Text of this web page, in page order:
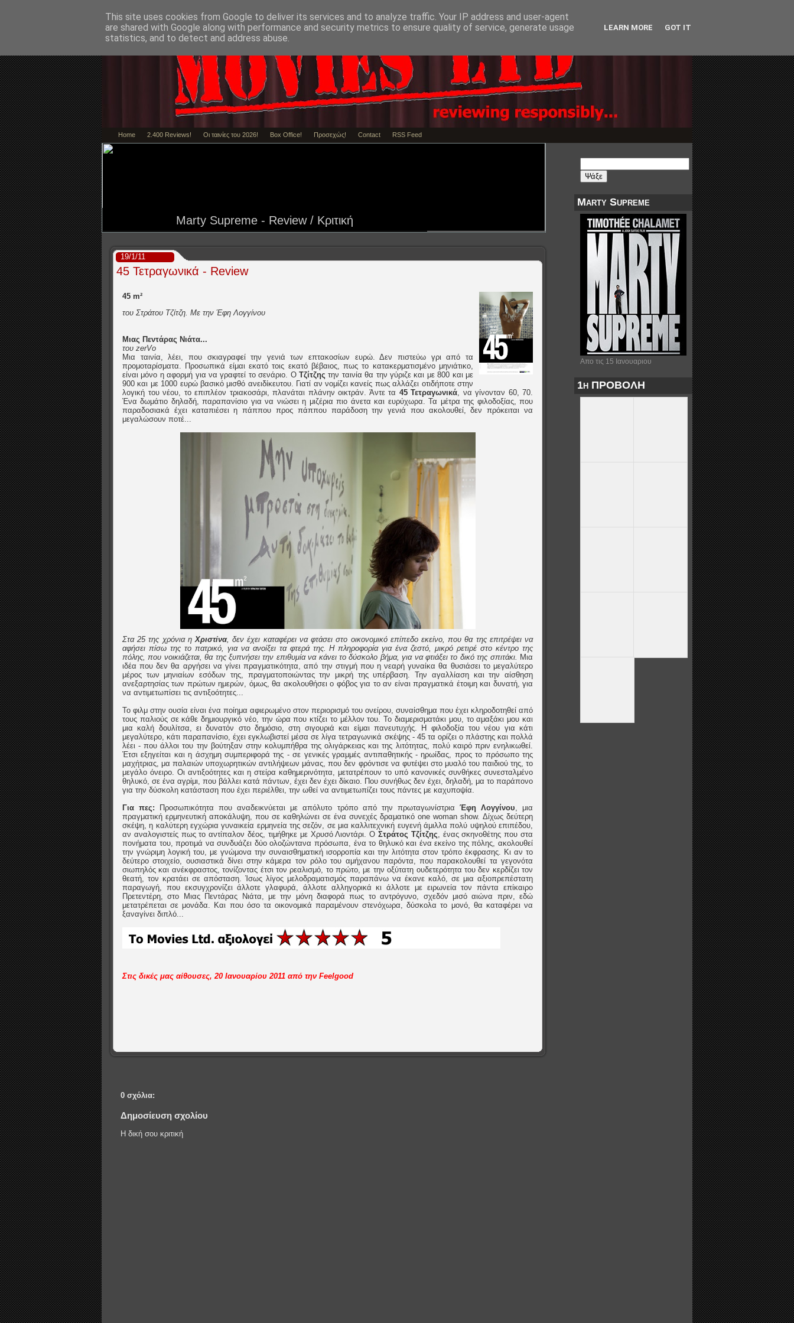
Home 2.400 Reviews! Οι ταινίες του 2026! Box Office! Προσεχώς! Contact RSS Feed
Marty Supreme - Review / Κριτική
19/1/11
45 Τετραγωνικά - Review
45 m²
του Στράτου Τζίτζη. Με την Έφη Λογγίνου
Μιας Πεντάρας Νιάτα...
του zerVo
Μια ταινία, λέει, που σκιαγραφεί την γενιά των επτακοσίων ευρώ. Δεν πιστεύω γρι από τα
προμοταρίσματα. Προσωπικά είμαι εκατό τοις εκατό βέβαιος, πως το κατακερματισμένο μηνιάτικο,
είναι μόνο η αφορμή για να γραφτεί το σενάριο. Ο Τζίτζης την ταινία θα την γύριζε και με 800 και με
900 και με 1000 ευρώ βασικό μισθό ανειδίκευτου. Γιατί αν νομίζει κανείς πως αλλάζει οτιδήποτε στην
λογική του νέου, το επιπλέον τριακοσάρι, πλανάται πλάνην οικτράν. Άντε τα 45 Τετραγωνικά, να γίνονταν 60, 70.
Ένα δωμάτιο δηλαδή, παραπανίσιο για να νιώσει η μιζέρια πιο άνετα και ευρύχωρα. Τα μέτρα της φιλοδοξίας, που
παραδοσιακά έχει καταπιέσει η πάππου προς πάππου παράδοση την γενιά που ακολουθεί, δεν πρόκειται να
μεγαλώσουν ποτέ...
Στα 25 της χρόνια ηΧριστίνα, δεν έχει καταφέρει να φτάσει στο οικονομικό επίπεδο εκείνο, που θα της επιτρέψει να
αφήσει πίσω της το πατρικό, για να ανοίξει τα φτερά της. Η πληροφορία για ένα ζεστό, μικρό ρετιρέ στο κέντρο της
πόλης, που νοικιάζεται, θα της ξυπνήσει την επιθυμία να κάνει το δύσκολο βήμα, για να φτιάξει το δικό της σπιτάκι. Μια
ιδέα που δεν θα αργήσει να γίνει πραγματικότητα, από την στιγμή που η νεαρή γυναίκα θα θυσιάσει το μεγαλύτερο
μέρος των μηνιαίων εσόδων της, πραγματοποιώντας την μικρή της υπέρβαση. Την αγαλλίαση και την αίσθηση
ανεξαρτησίας των πρώτων ημερών, όμως, θα ακολουθήσει ο φόβος για το αν είναι πραγματικά έτοιμη και δυνατή, για
να αντιμετωπίσει τις αντιξοότητες...
Το φιλμ στην ουσία είναι ένα ποίημα αφιερωμένο στον περιορισμό του ονείρου, συναίσθημα που έχει κληροδοτηθεί από
τους παλιούς σε κάθε δημιουργικό νέο, την ώρα που κτίζει το μέλλον του. Το διαμερισματάκι μου, το αμαξάκι μου και
μια καλή δουλίτσα, ει δυνατόν στο δημόσιο, στη σιγουριά και είμαι πανευτυχής. Η φιλοδοξία του νέου για κάτι
μεγαλύτερο, κάτι παραπανίσιο, έχει εγκλωβιστεί μέσα σε λίγα τετραγωνικά σκέψης - 45 τα ορίζει ο πλάστης και πολλά
λέει - που άλλοι του την βούτηξαν στην κολυμπήθρα της ολιγάρκειας και της λιτότητας, πολύ καιρό πριν ενηλικωθεί.
Έτσι εξηγείται και η άσχημη συμπεριφορά της - σε γενικές γραμμές αντιπαθητικής - ηρωίδας, προς το πρόσωπο της
μαχήτριας, μα παλαιών υποχωρητικών αντιλήψεων μάνας, που δεν φρόντισε να φυτέψει στο μυαλό του παιδιού της, το
μεγάλο όνειρο. Οι αντιξοότητες και η στείρα καθημερινότητα, μετατρέπουν το υπό κανονικές συνθήκες συνεσταλμένο
θηλυκό, σε ένα αγρίμι, που βάλλει κατά πάντων, έχει δεν έχει δίκαιo. Που συνήθως δεν έχει, δηλαδή, μα το παράπονο
για την δύσκολη κατάσταση που έχει περιέλθει, την ωθεί να αντιμετωπίζει τους πάντες με καχυποψία.
Για πες: Προσωπικότητα που αναδεικνύεται με απόλυτο τρόπο από την πρωταγωνίστρια Έφη Λογγίνου, μια
πραγματική ερμηνευτική αποκάλυψη, που σε καθηλώνει σε ένα συνεχές δραματικό one woman show. Δίχως δεύτερη
σκέψη, η καλύτερη εγχώρια γυναικεία ερμηνεία της σεζόν, σε μια καλλιτεχνική ευγενή άμιλλα πολύ υψηλού επιπέδου,
αν αναλογιστείς πως το αντίπαλον δέος, τιμήθηκε με Χρυσό Λιοντάρι. Ο Στράτος Τζίτζης, ένας σκηνοθέτης που στα
πονήματα του, προτιμά να συνδυάζει δύο ολοζώντανα πρόσωπα, ένα το θηλυκό και ένα εκείνο της πόλης, ακολουθεί
την γνώριμη λογική του, με γνώμονα την συναισθηματική ισορροπία και την λιτότητα στον τρόπο έκφρασης. Κι αν το
δεύτερο στοιχείο, ουσιαστικά δίνει στην κάμερα τον ρόλο του αμήχανου παρόντα, που παρακολουθεί τα γεγονότα
σιωπηλός και ανέκφραστος, τονίζοντας έτσι τον ρεαλισμό, το πρώτο, με την οξύτατη ουδετερότητα του δεν κερδίζει τον
θεατή, τον κρατάει σε απόσταση. Ίσως λίγος μελοδραματισμός παραπάνω να έκανε καλό, σε μια αξιοπρεπέστατη
παραγωγή, που εκσυγχρονίζει άλλοτε γλαφυρά, άλλοτε αλληγορικά κι άλλοτε με ειρωνεία τον πάντα επίκαιρο
Πρετεντέρη, στο Μιας Πεντάρας Νιάτα, με την μόνη διαφορά πως το αντρόγυνο, σχεδόν μισό αιώνα πριν, εδώ
μετατρέπεται σε μονάδα. Και που όσο τα οικονομικά παραμένουν στενόχωρα, δύσκολα το μονό, θα καταφέρει να
ξαναγίνει διπλό...
Στις δικές μας αίθουσες, 20 Ιανουαρίου 2011 από την Feelgood
0 σχόλια:
Δημοσίευση σχολίου
Η δική σου κριτική
Marty Supreme
Απο τις 15 Ιανουαριου
1η ΠΡΟΒΟΛΗ
This site uses cookies from Google to deliver its services and to analyze traffic. Your IP address and user-agent
are shared with Google along with performance and security metrics to ensure quality of service, generate usage
statistics, and to detect and address abuse.
LEARN MORE GOT IT